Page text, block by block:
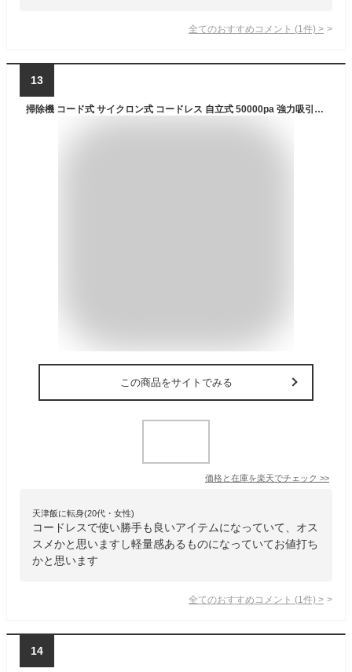
全てのおすすめコメント (1 件) >
13
掃除機 コード式 サイクロン式 コードレス 自立式 50000pa 強力吸引力 軽量 静音 小型 スティック型 ハンディー クリーナー ペット 掃除機 コンパクト 家庭用 省エネ 一人暮らし 充電式 ハイパワー 家電特集 2年保証 新生活
この商品をサイトでみる
価格と在庫を楽天でチェック >>
天津飯に転身(20代・女性)
コードレスで使い勝手も良いアイテムになっていて、オス
スメかと思いますし軽量感あるものになっていてお値打ち
かと思います
全てのおすすめコメント (1 件) >
14